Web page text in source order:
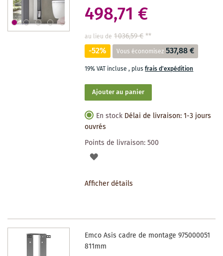
498,71 €
au lieu de 1 036,59 €**
-52% Vous économisez 537,88 €
19% VAT incluse, plusfrais d'expédition
Ajouter au panier
En stock Délai de livraison: 1-3 jours
ouvrés
Points de livraison:500
AJOUTER
SOUHAITS
Afficher détails
Emco Asis cadre de montage 975000051
811mm